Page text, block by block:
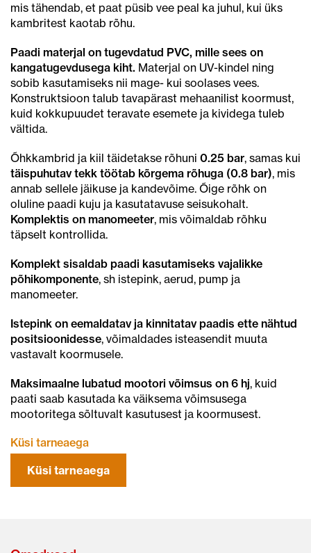
mis tähendab, et paat püsib vee peal ka juhul, kui üks
kambritest kaotab rõhu.
Paadi materjal on tugevdatud PVC, mille sees on
kangatugevdusega kiht. Materjal on UV-kindel ning
sobib kasutamiseks nii mage- kui soolases vees.
Konstruktsioon talub tavapärast mehaanilist koormust,
kuid kokkupuudet teravate esemete ja kividega tuleb
vältida.
Õhkkambrid ja kiil täidetakse rõhuni 0.25 bar, samas kui
täispuhutav tekk töötab kõrgema rõhuga (0.8 bar), mis
annab sellele jäikuse ja kandevõime. Õige rõhk on
oluline paadi kuju ja kasutatavuse seisukohalt.
Komplektis on manomeeter, mis võimaldab rõhku
täpselt kontrollida.
Komplekt sisaldab paadi kasutamiseks vajalikke
põhikomponente, sh istepink, aerud, pump ja
manomeeter.
Istepink on eemaldatav ja kinnitatav paadis ette nähtud
positsioonidesse, võimaldades isteasendit muuta
vastavalt koormusele.
Maksimaalne lubatud mootori võimsus on 6 hj, kuid
paati saab kasutada ka väiksema võimsusega
mootoritega sõltuvalt kasutusest ja koormusest.
Küsi tarneaega
Küsi tarneaega